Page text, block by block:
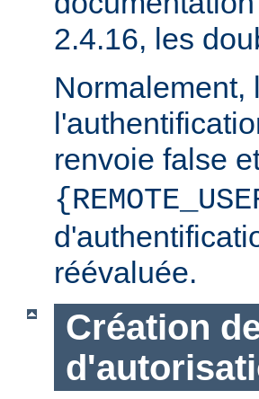
2.4.16, les
Normalement,
renvoie false
réévaluée.
Création